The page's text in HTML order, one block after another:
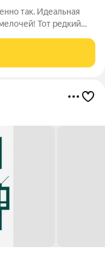
так. Идеальная
Тот редкий
в гостиной и кухня, на